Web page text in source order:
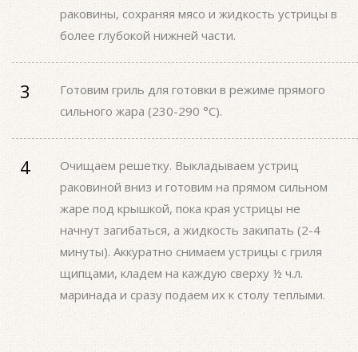
раковины, сохраняя мясо и жидкость устрицы в
более глубокой нижней части.
Готовим гриль для готовки в режиме прямого
сильного жара (230-290 °С).
Очищаем решетку. Выкладываем устриц
раковиной вниз и готовим на прямом сильном
жаре под крышкой, пока края устрицы не
начнут загибаться, а жидкость закипать (2-4
минуты). Аккуратно снимаем устрицы с гриля
щипцами, кладем на каждую сверху ½ ч.л.
маринада и сразу подаем их к столу теплыми.